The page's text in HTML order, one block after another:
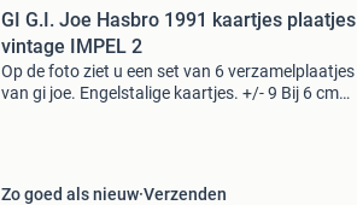
GI G.I. Joe Hasbro 1991 kaartjes plaatjes
vintage IMPEL 2
Op de foto ziet u een set van 6 verzamelplaatjes
van gi joe. Engelstalige kaartjes. +/- 9 Bij 6 cm
Zo goed als nieuw Verzenden